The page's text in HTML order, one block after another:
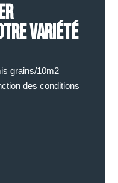
VARIÉTÉ
grains/10m2
des conditions